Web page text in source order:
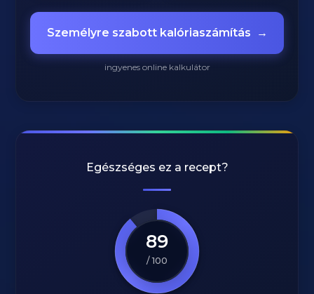
Személyre szabott kalóriaszámítás →
ingyenes online kalkulátor
Egészséges ez a recept?
89
/ 100